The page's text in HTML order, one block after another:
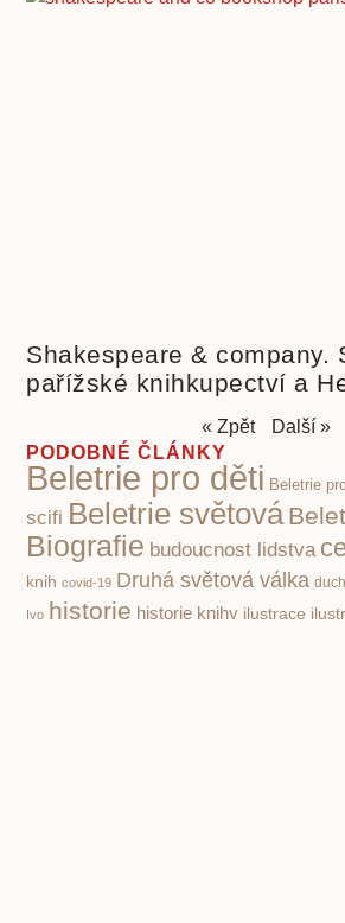
Shakespeare & company.
pařížské knihkupectví a
« Zpět
Další »
PODOBNÉ ČLÁNKY
Beletrie pro děti Beletrie
scifi Beletrie světová
Biografie budoucnost lidstva
knih covid-19 Druhá světová válka
Ivo historie historie knihy ilustrace